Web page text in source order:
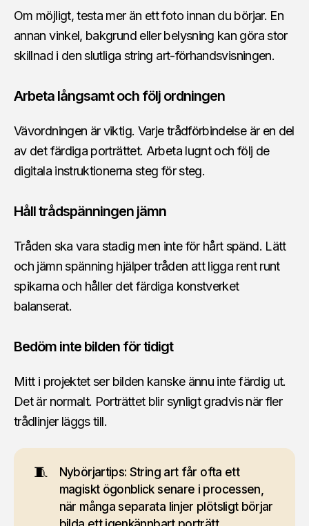
Om möjligt, testa mer än ett foto innan du börjar. En
annan vinkel, bakgrund eller belysning kan göra stor
skillnad i den slutliga string art-förhandsvisningen.
Arbeta långsamt och följ ordningen
Vävordningen är viktig. Varje trådförbindelse är en del
av det färdiga porträttet. Arbeta lugnt och följ de
digitala instruktionerna steg för steg.
Håll trådspänningen jämn
Tråden ska vara stadig men inte för hårt spänd. Lätt
och jämn spänning hjälper tråden att ligga rent runt
spikarna och håller det färdiga konstverket
balanserat.
Bedöm inte bilden för tidigt
Mitt i projektet ser bilden kanske ännu inte färdig ut.
Det är normalt. Porträttet blir synligt gradvis när fler
trådlinjer läggs till.
🧵
Nybörjartips: String art får ofta ett
magiskt ögonblick senare i processen,
när många separata linjer plötsligt börjar